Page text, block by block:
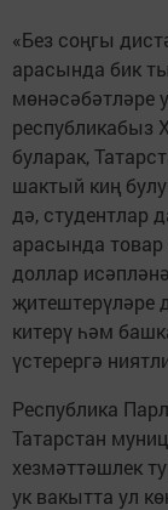
«Без соңгы
арасында бик
мөнәсәбәтләре
республикабыз
буларак,
шактый киң
дә, студентлар
арасында
доллар
җитештерүләре
китерү һәм
үстерергә
Республика
Татарстан
хезмәттәшлек
ук вакытта ул